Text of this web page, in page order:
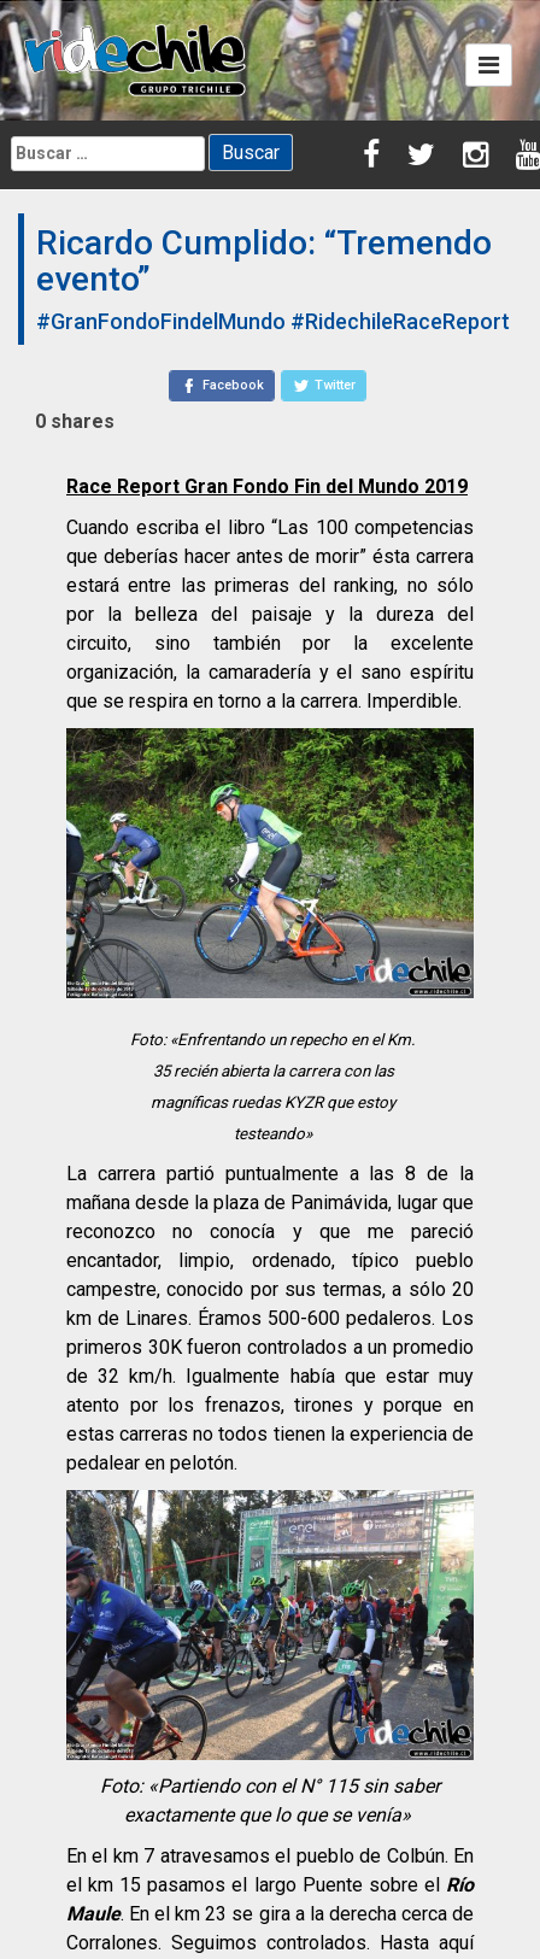
Skip
to
content
Buscar:
Ricardo Cumplido: “Tremendo
evento”
#GranFondoFindelMundo #RidechileRaceReport
Facebook Twitter
0 shares
Race Report Gran Fondo Fin del Mundo 2019
Cuando escriba el libro “Las 100 competencias
que deberías hacer antes de morir” ésta carrera
estará entre las primeras del ranking, no sólo
por la belleza del paisaje y la dureza del
circuito, sino también por la excelente
organización, la camaradería y el sano espíritu
que se respira en torno a la carrera. Imperdible.
Foto: «Enfrentando un repecho en el Km.
35 recién abierta la carrera con las
magníficas ruedas KYZR que estoy
testeando»
La carrera partió puntualmente a las 8 de la
mañana desde la plaza de Panimávida, lugar que
reconozco no conocía y que me pareció
encantador, limpio, ordenado, típico pueblo
campestre, conocido por sus termas, a sólo 20
km de Linares. Éramos 500-600 pedaleros. Los
primeros 30K fueron controlados a un promedio
de 32 km/h. Igualmente había que estar muy
atento por los frenazos, tirones y porque en
estas carreras no todos tienen la experiencia de
pedalear en pelotón.
Foto: «Partiendo con el N° 115 sin saber
exactamente que lo que se venía»
En el km 7 atravesamos el pueblo de Colbún. En
el km 15 pasamos el largo Puente sobre el Río
Maule. En el km 23 se gira a la derecha cerca de
Corralones. Seguimos controlados. Hasta aquí